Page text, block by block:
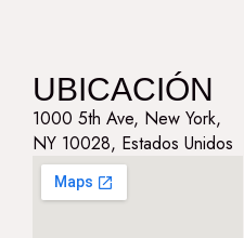
UBICACIÓN
1000 5th Ave, New York,
NY 10028, Estados Unidos